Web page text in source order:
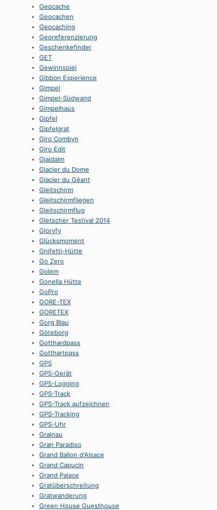
Geocache
Geocachen
Geocaching
Georeferenzierung
Geschenkefinder
GET
Gewinnspiel
Gibbon Experience
Gimpel
Gimpel-Südwand
Gimpelhaus
Gipfel
Gipfelgrat
Giro Combyn
Giro Edit
Gjaidalm
Glacier du Dome
Glacier du Géant
Gleitschirm
Gleitschirmfliegen
Gleitschirmflug
Gletscher Testival 2014
Gloryfy
Glücksmoment
Gnifetti-Hütte
Go Zero
Golem
Gonella Hütte
GoPro
GORE-TEX
GORETEX
Gorg Blau
Göteborg
Gotthardpass
Gotthartpass
GPS
GPS-Gerät
GPS-Logging
GPS-Track
GPS-Track aufzeichnen
GPS-Tracking
GPS-Uhr
Grainau
Gran Paradiso
Grand Ballon d'Alsace
Grand Capucin
Grand Palace
Gratüberschreitung
Gratwanderung
Green House Guesthouse